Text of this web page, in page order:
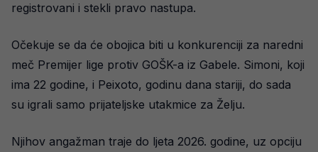
registrovani i stekli pravo nastupa.
Očekuje se da će obojica biti u konkurenciji za naredni
meč Premijer lige protiv GOŠK-a iz Gabele. Simoni, koji
ima 22 godine, i Peixoto, godinu dana stariji, do sada
su igrali samo prijateljske utakmice za Želju.
Njihov angažman traje do ljeta 2026. godine, uz opciju